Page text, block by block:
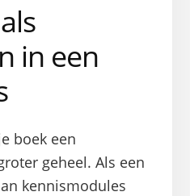
in een
boek een
geheel. Als een
kennismodules